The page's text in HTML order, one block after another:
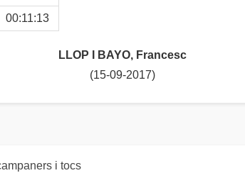
00:11:13
LLOP I BAYO, Francesc
(15-09-2017)
i tocs